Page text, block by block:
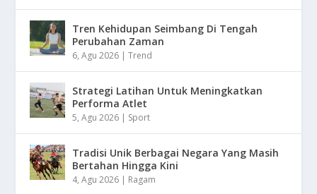
Tren Kehidupan Seimbang Di Tengah
Perubahan Zaman
6, Agu 2026 |Trend
Strategi Latihan Untuk Meningkatkan
Performa Atlet
5, Agu 2026 | Sport
Tradisi Unik Berbagai Negara Yang Masih
Bertahan Hingga Kini
4, Agu 2026 | Ragam